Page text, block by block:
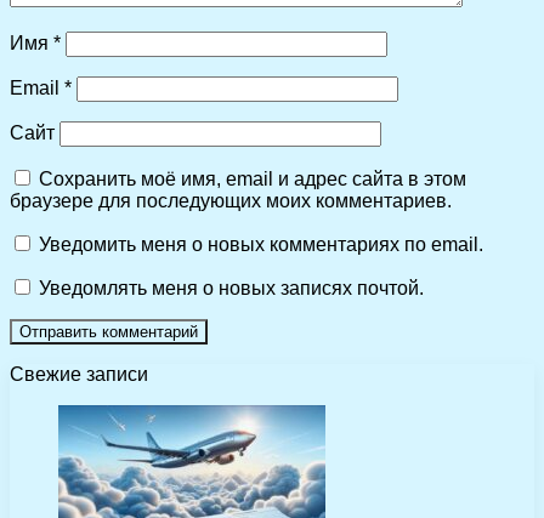
Имя *
Email *
Сайт
Сохранить моё имя, email и адрес сайта в этом
браузере для последующих моих комментариев.
Уведомить меня о новых комментариях по email.
Уведомлять меня о новых записях почтой.
Свежие записи